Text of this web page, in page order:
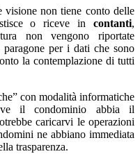
visione non tiene conto delle
o riceve in contanti,
non vengono riportate
per i dati che sono
la contemplazione di tutti
con modalità informatiche
il condominio abbia il
caricarvi le operazioni
ne abbiano immediata
trasparenza.